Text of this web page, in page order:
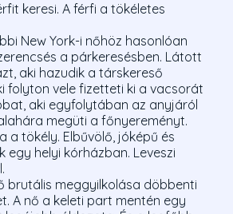
keresi. A férfi a tökéletes
New York-i nőhöz hasonlóan
a párkeresésben. Látott
aki hazudik a társkereső
folyton vele fizetteti ki a vacsorát
aki egyfolytában az anyjáról
megüti a főnyereményt.
a tökély. Elbűvölő, jóképű és
egy helyi kórházban. Leveszi
brutális meggyilkolása döbbenti
A nő a keleti part mentén egy